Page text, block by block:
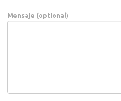
Mensaje (optional)